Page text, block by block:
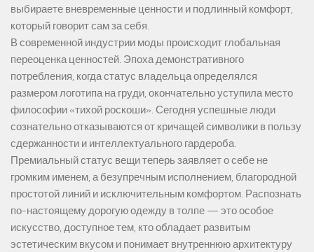
выбираете вневременные ценности и подлинный комфорт,
который говорит сам за себя.
В современной индустрии моды происходит глобальная
переоценка ценностей. Эпоха демонстративного
потребления, когда статус владельца определялся
размером логотипа на груди, окончательно уступила место
философии «тихой роскоши». Сегодня успешные люди
сознательно отказываются от кричащей символики в пользу
сдержанности и интеллектуального гардероба.
Премиальный статус вещи теперь заявляет о себе не
громким именем, а безупречным исполнением, благородной
простотой линий и исключительным комфортом. Распознать
по-настоящему дорогую одежду в толпе — это особое
искусство, доступное тем, кто обладает развитым
эстетическим вкусом и понимает внутреннюю архитектуру